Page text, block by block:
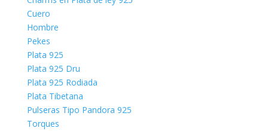
Cuero
Hombre
Pekes
Plata 925
Plata 925 Dru
Plata 925 Rodiada
Plata Tibetana
Pulseras Tipo Pandora 925
Torques